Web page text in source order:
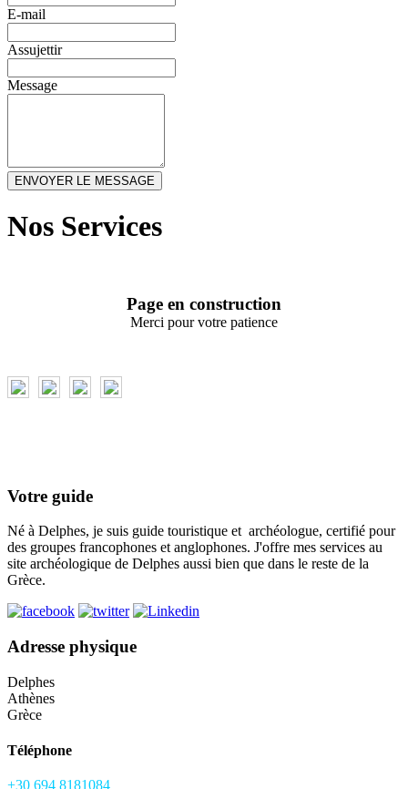
E-mail
Assujettir
Message
ENVOYER LE MESSAGE
Nos Services
Page en construction
Merci pour votre patience
Votre guide
Né à Delphes, je suis guide touristique et archéologue, certifié pour
des groupes francophones et anglophones. J'offre mes services au
site archéologique de Delphes aussi bien que dans le reste de la
Grèce.
Adresse physique
Delphes
Athènes
Grèce
Téléphone
+30 694 8181084